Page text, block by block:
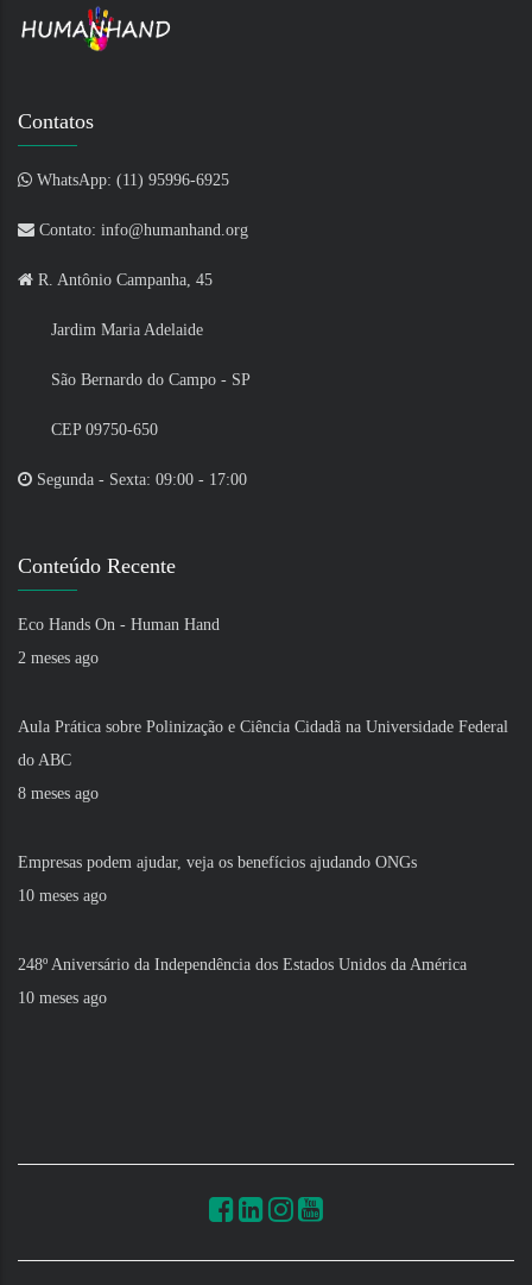
Contatos
WhatsApp: (11) 95996-6925
Contato: info@humanhand.org
R. Antônio Campanha, 45
Jardim Maria Adelaide
São Bernardo do Campo - SP
CEP 09750-650
Segunda - Sexta: 09:00 - 17:00
Conteúdo Recente
Eco Hands On - Human Hand
2 meses ago
Aula Prática sobre Polinização e Ciência Cidadã na Universidade Federal
do ABC
8 meses ago
Empresas podem ajudar, veja os benefícios ajudando ONGs
10 meses ago
248º Aniversário da Independência dos Estados Unidos da América
10 meses ago